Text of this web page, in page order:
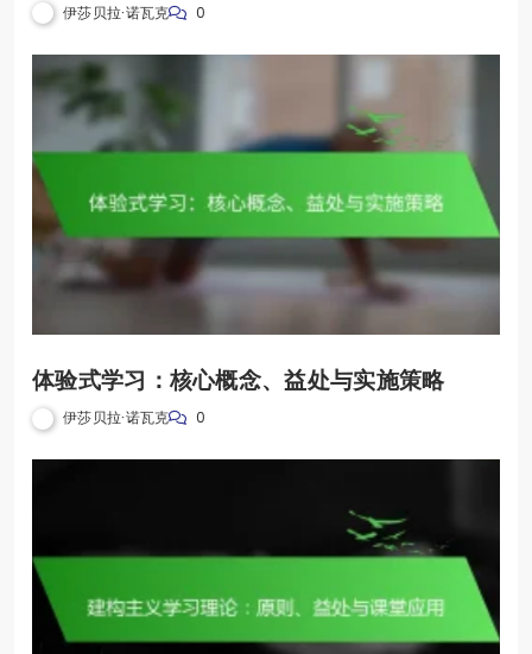
伊莎贝拉·诺瓦克 0
体验式学习：核心概念、益处与实施策略
伊莎贝拉·诺瓦克 0